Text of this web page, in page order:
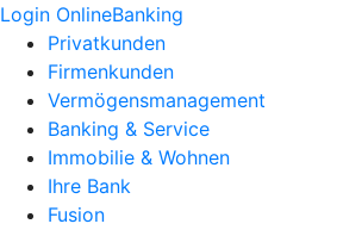
Login OnlineBanking
Privatkunden
Firmenkunden
Vermögensmanagement
Banking & Service
Immobilie & Wohnen
Ihre Bank
Fusion